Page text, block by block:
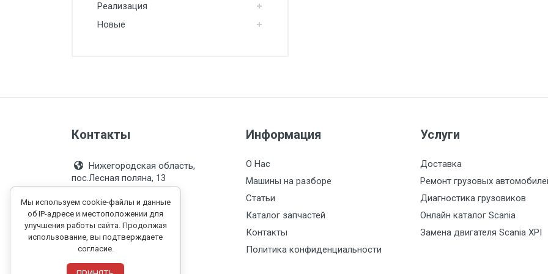
Мы используем cookie-файлы и данные
об IP-адресе и местоположении для
улучшения работы сайта. Продолжая
использование, вы подтверждаете
согласие.
Реализация
Новые
Контакты
Нижегородская область,
пос.Лесная поляна, 13
+7 (920) 111-20-23
+7 (920) 015-99-22
Пн-Пт 09:00 - 18:00
Информация
О Нас
Машины на разборе
Статьи
Каталог запчастей
Контакты
Политика конфиденциальности
Услуги
Доставка
Ремонт грузовых
Диагностика грузовиков
Онлайн каталог Scania
Замена двигателя Scania XPI